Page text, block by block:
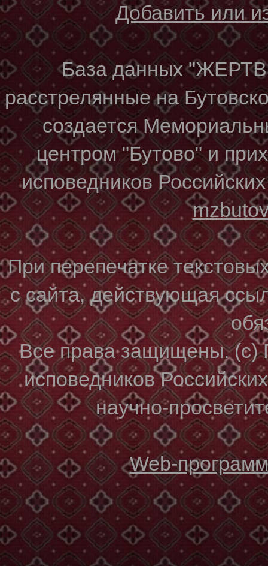
Добавить или
База данных
расстрелянные на
создается
центром "Бутово" и
исповедников
При перепечатке
с сайта, действующая
Все права защищены. (с)
исповедников
научно-
Web-